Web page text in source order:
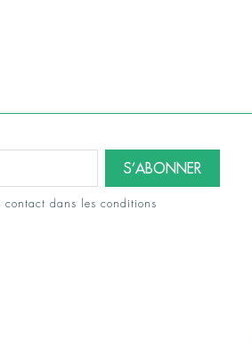
contact dans les conditions